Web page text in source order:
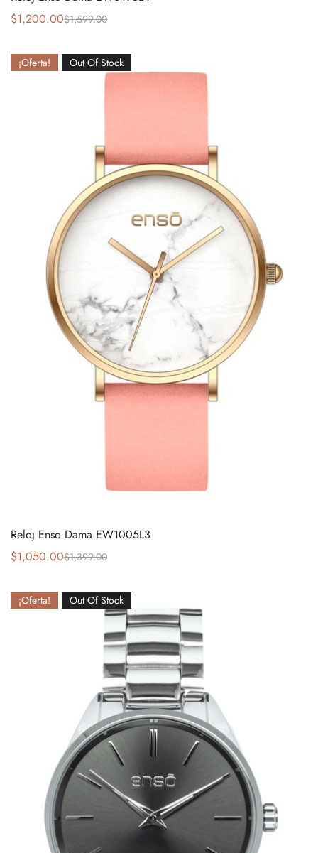
$1,599.00
$1,200.00
¡Oferta! Out Of Stock
Reloj Enso Dama EW1005L3
$1,399.00
$1,050.00
¡Oferta! Out Of Stock